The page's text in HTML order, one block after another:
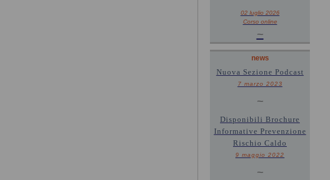
02 luglio 2026
Corso online
~
news
Nuova Sezione Podcast
7 marzo 2023
~
Disponibili Brochure
Informative Prevenzione
Rischio Caldo
9 maggio 2022
~